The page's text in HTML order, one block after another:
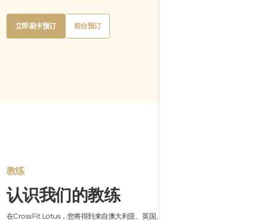
Button
Text
Button
立即刷卡预订
立即刷卡预订
Button
前台预订
前台预订
教练
认识我们的教练
在CrossFit Lotus，您将得到来自澳大利亚、英国、越南及其他地区的认证教练团队